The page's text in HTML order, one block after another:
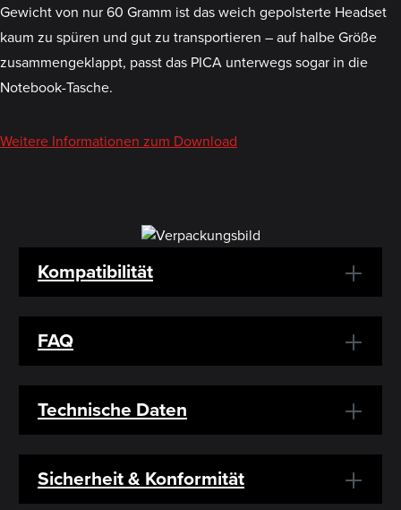
Gewicht von nur 60 Gramm ist das weich gepolsterte Headset
kaum zu spüren und gut zu transportieren – auf halbe Größe
zusammengeklappt, passt das PICA unterwegs sogar in die
Notebook-Tasche.
Weitere Informationen zum Download
Kompatibilität
FAQ
Technische Daten
Sicherheit & Konformität